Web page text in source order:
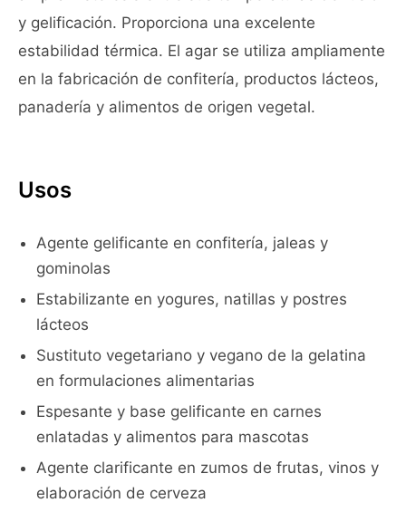
y gelificación. Proporciona una excelente
estabilidad térmica. El agar se utiliza ampliamente
en la fabricación de confitería, productos lácteos,
panadería y alimentos de origen vegetal.
Usos
Agente gelificante en confitería, jaleas y
gominolas
Estabilizante en yogures, natillas y postres
lácteos
Sustituto vegetariano y vegano de la gelatina
en formulaciones alimentarias
Espesante y base gelificante en carnes
enlatadas y alimentos para mascotas
Agente clarificante en zumos de frutas, vinos y
elaboración de cerveza